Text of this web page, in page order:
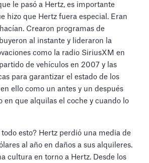
le pasó a Hertz, es importante
hizo que Hertz fuera especial. Eran
Crearon programas de
al instante y lideraron la
como la radio SiriusXM en
de vehículos en 2007 y las
para garantizar el estado de los
ello como un antes y un después
en que alquilas el coche y cuando lo
esto? Hertz perdió una media de
al año en daños a sus alquileres.
cultura en torno a Hertz. Desde los